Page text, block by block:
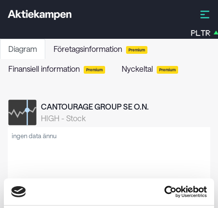
PLTR
Diagram Företagsinformation Premium
Finansiell information Premium Nyckeltal Premium
CANTOURAGE GROUP SE O.N.
HIGH - Stock
ingen data ännu